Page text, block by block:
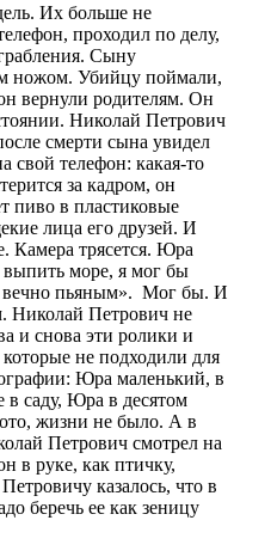
Их больше не
проходил по делу,
Сыну
ножом. Убийцу поймали,
вернули родителям. Он
Николай Петрович
смерти сына увидел
свой телефон: какая-то
за кадром, он
пиво в пластиковые
лица его друзей. И
Камера трясется. Юра
море, я мог бы
вечно пьяным». Мог бы. И
Николай Петрович не
и снова эти ролики и
не подходили для
Юра маленький, в
в саду, Юра в десятом
жизни не было. А в
Петрович смотрел на
в руке, как птичку,
казалось, что в
беречь ее как зеницу